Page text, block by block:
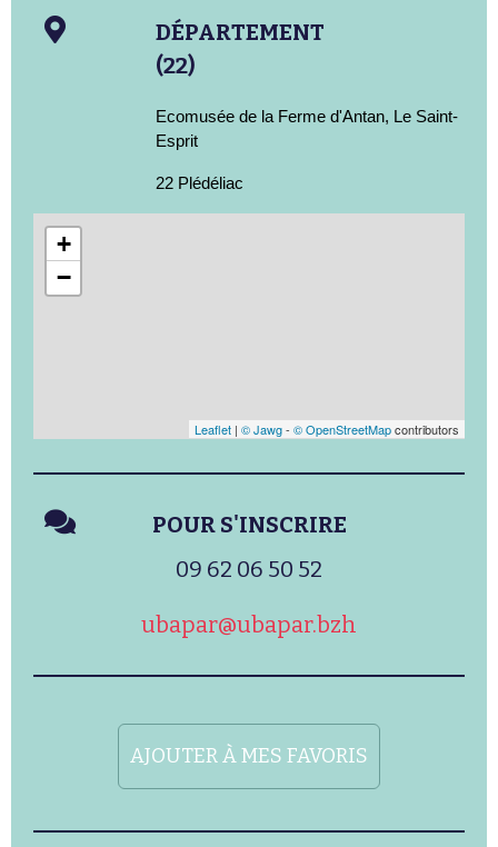
DÉPARTEMENT
(22)
Ecomusée de la Ferme d'Antan, Le Saint-
Esprit
22 Plédéliac
+
−
Leaflet | © Jawg- © OpenStreetMapcontributors
POUR S'INSCRIRE
09 62 06 50 52
ubapar@ubapar.bzh
AJOUTER À MES FAVORIS